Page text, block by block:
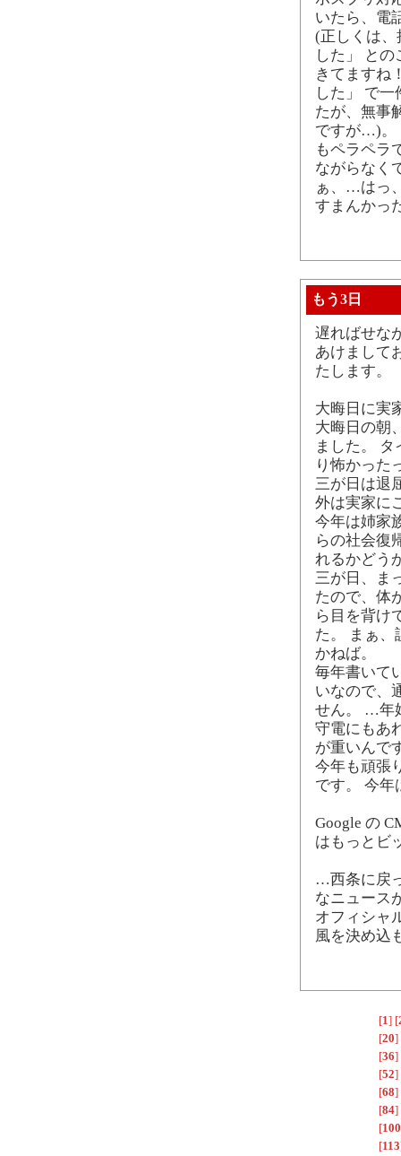
いたら、電
(正しくは、
した」 と
きてますね
した」 で
たが、無事
ですが…)。
もペラペラ
ながらなく
ぁ、…はっ
すまんかっ
もう3日
遅ればせな
あけまして
たします。
大晦日に実
大晦日の朝
ました。
り怖かった
三が日は退
外は実家に
今年は姉家
らの社会復
れるかどう
三が日、ま
たので、体
ら目を背け
た。 まぁ
かねば。
毎年書いて
いなので、
せん。 …年
守電にもあ
が重いんで
今年も頑張
です。 今年
Google の
はもっとビ
…西条に戻
なニュース
オフィシャ
風を決め込
[1] [
[20]
[36]
[52]
[68]
[84]
[100
[113